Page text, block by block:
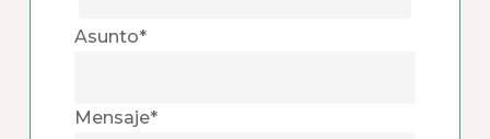
Asunto*
Mensaje*